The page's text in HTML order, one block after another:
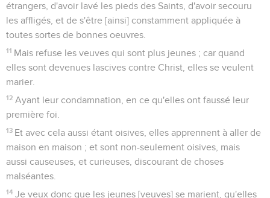
étrangers, d'avoir lavé les pieds des Saints, d'avoir secouru
les affligés, et de s'être [ainsi] constamment appliquée à
toutes sortes de bonnes oeuvres.
11 Mais refuse les veuves qui sont plus jeunes ; car quand
elles sont devenues lascives contre Christ, elles se veulent
marier.
12 Ayant leur condamnation, en ce qu'elles ont faussé leur
première foi.
13 Et avec cela aussi étant oisives, elles apprennent à aller de
maison en maison ; et sont non-seulement oisives, mais
aussi causeuses, et curieuses, discourant de choses
malséantes.
14 Je veux donc que les jeunes [veuves] se marient, qu'elles